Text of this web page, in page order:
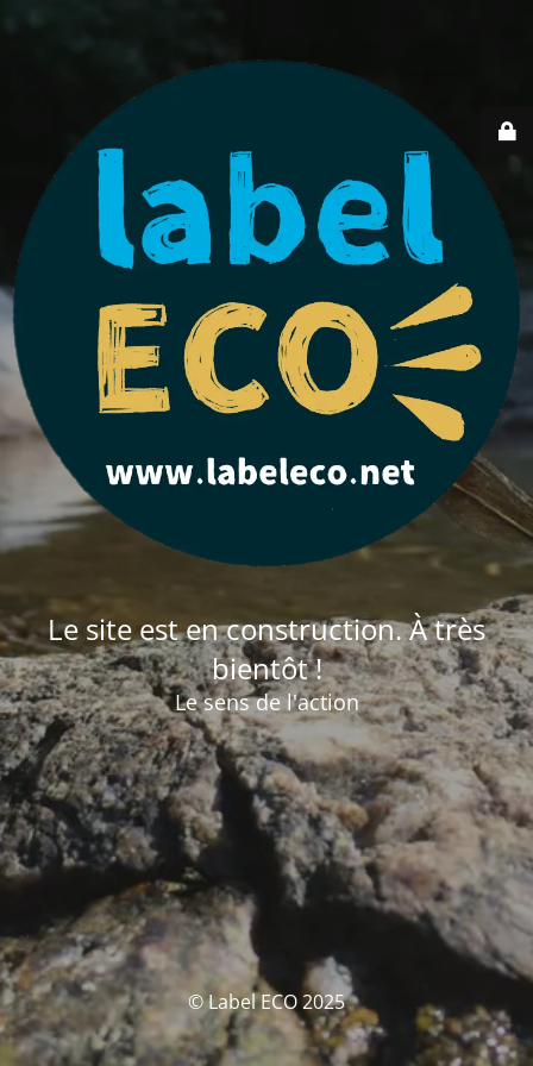
Le site est en construction. À très
bientôt !
Le sens de l'action
© Label ECO 2025